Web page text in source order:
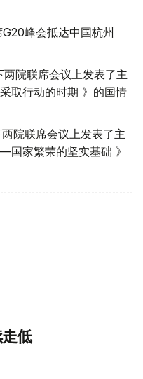
峰会抵达中国杭州
院联席会议上发表了主
取行动的时期 》的国情
院联席会议上发表了主
家繁荣的坚实基础 》
低